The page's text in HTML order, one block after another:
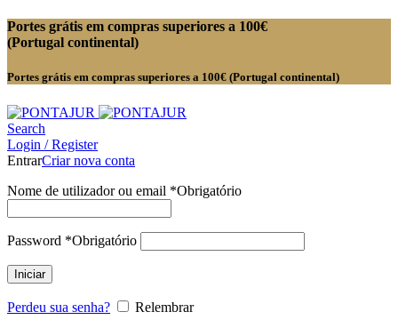
Portes grátis em compras superiores a 100€
(Portugal continental)
Portes grátis em compras superiores a 100€ (Portugal continental)
Search
Login / Register
EntrarCriar nova conta
Nome de utilizador ou email *Obrigatório
Password *Obrigatório
Iniciar
Perdeu sua senha?
Relembrar